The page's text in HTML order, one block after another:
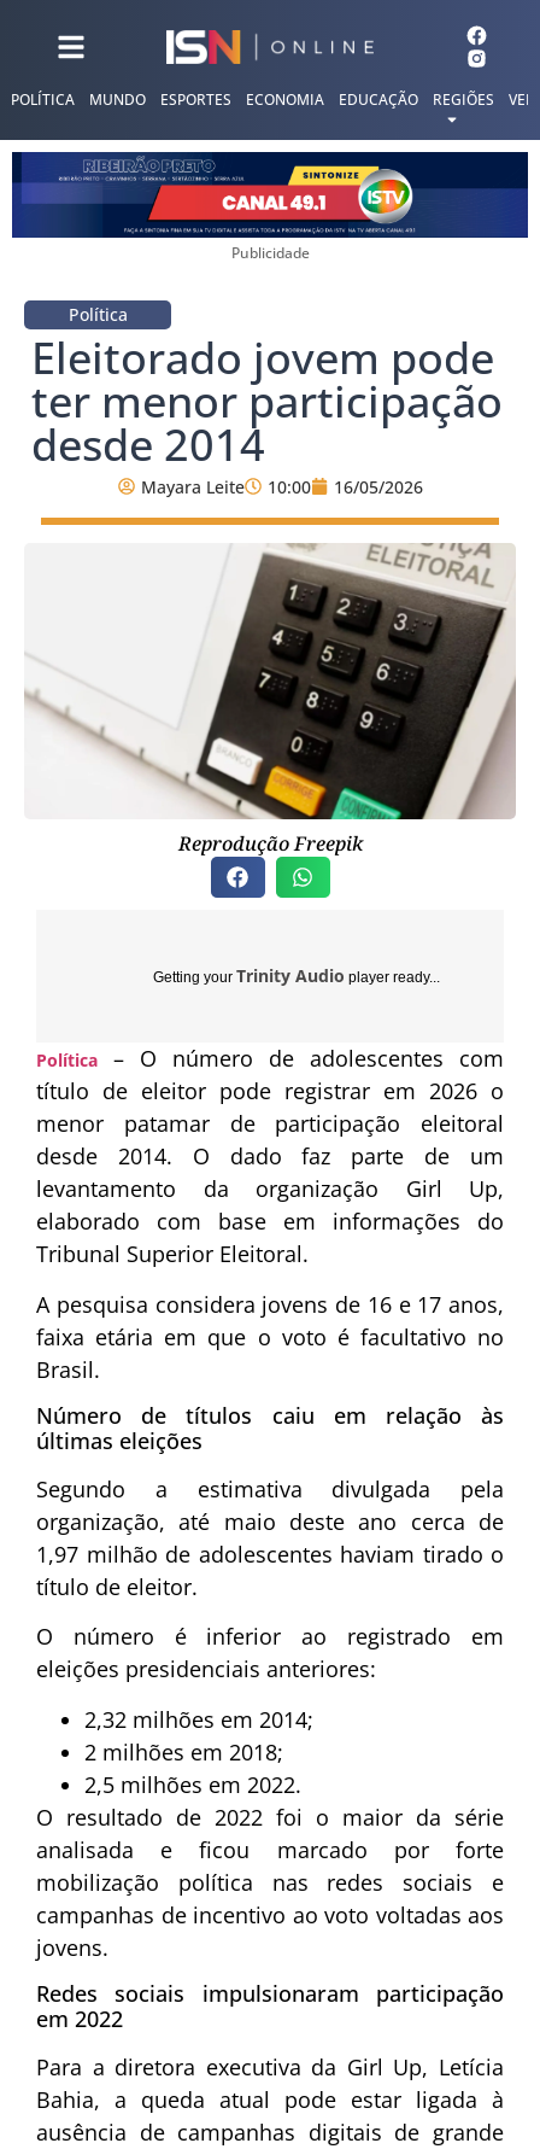
POLÍTICA MUNDO ESPORTES ECONOMIA EDUCAÇÃO REGIÕES
Publicidade
Política
Eleitorado jovem pode
ter menor participação
desde 2014
Mayara Leite 10:00 16/05/2026
Reprodução Freepik
Getting your Trinity Audio player ready...
Política
– O número de adolescentes com
título de eleitor pode registrar em 2026 o
menor patamar de participação eleitoral
desde 2014. O dado faz parte de um
levantamento da organização Girl Up,
elaborado com base em informações do
Tribunal Superior Eleitoral.
A pesquisa considera jovens de 16 e 17 anos,
faixa etária em que o voto é facultativo no
Brasil.
Número de títulos caiu em relação às
últimas eleições
Segundo a estimativa divulgada pela
organização, até maio deste ano cerca de
1,97 milhão de adolescentes haviam tirado o
título de eleitor.
O número é inferior ao registrado em
eleições presidenciais anteriores:
2,32 milhões em 2014;
2 milhões em 2018;
2,5 milhões em 2022.
O resultado de 2022 foi o maior da série
analisada e ficou marcado por forte
mobilização política nas redes sociais e
campanhas de incentivo ao voto voltadas aos
jovens.
Redes sociais impulsionaram participação
em 2022
Para a diretora executiva da Girl Up, Letícia
Bahia, a queda atual pode estar ligada à
ausência de campanhas digitais de grande